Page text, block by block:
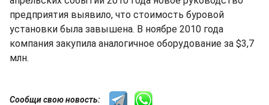
предприятия выявило, что стоимость буровой
установки была завышена. В ноябре 2010 года
компания закупила аналогичное оборудование за $3,7
млн.
Сообщи свою новость: